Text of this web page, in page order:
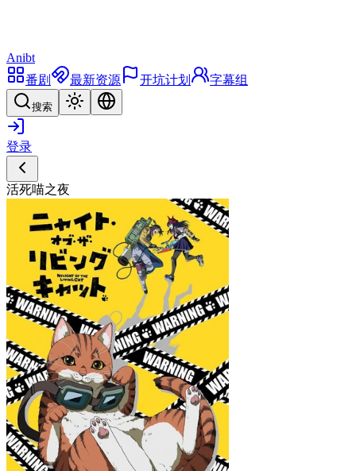
Anibt
番剧
最新资源 开坑计划 字幕组
搜索
登录
活死喵之夜